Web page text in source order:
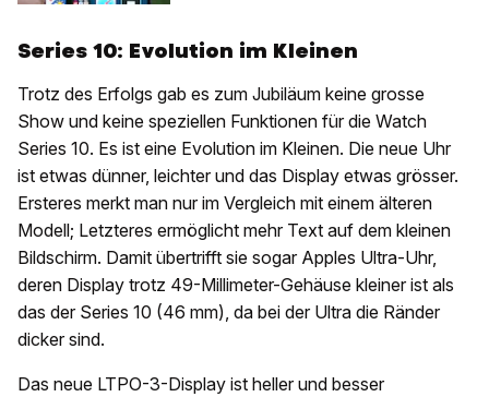
Series 10: Evolution im Kleinen
Trotz des Erfolgs gab es zum Jubiläum keine grosse
Show und keine speziellen Funktionen für die Watch
Series 10. Es ist eine Evolution im Kleinen. Die neue Uhr
ist etwas dünner, leichter und das Display etwas grösser.
Ersteres merkt man nur im Vergleich mit einem älteren
Modell; Letzteres ermöglicht mehr Text auf dem kleinen
Bildschirm. Damit übertrifft sie sogar Apples Ultra-Uhr,
deren Display trotz 49-Millimeter-Gehäuse kleiner ist als
das der Series 10 (46 mm), da bei der Ultra die Ränder
dicker sind.
Das neue LTPO-3-Display ist heller und besser